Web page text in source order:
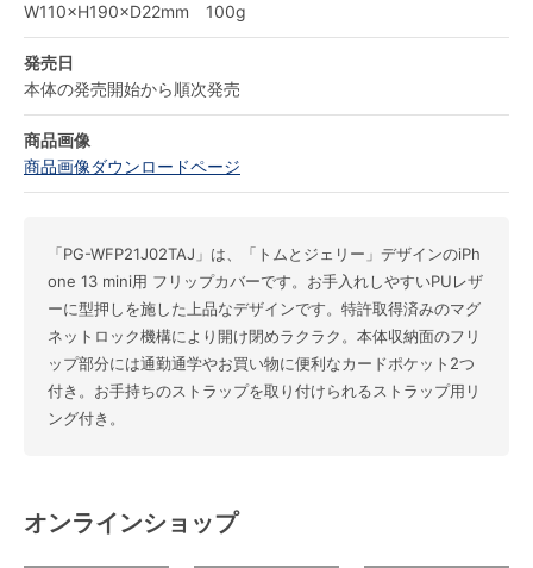
W110×H190×D22mm 100g
発売日
本体の発売開始から順次発売
商品画像
商品画像ダウンロードページ
「PG-WFP21J02TAJ」は、「トムとジェリー」デザインのiPh
one 13 mini用 フリップカバーです。お手入れしやすいPUレザ
ーに型押しを施した上品なデザインです。特許取得済みのマグ
ネットロック機構により開け閉めラクラク。本体収納面のフリ
ップ部分には通勤通学やお買い物に便利なカードポケット2つ
付き。お手持ちのストラップを取り付けられるストラップ用リ
ング付き。
オンラインショップ